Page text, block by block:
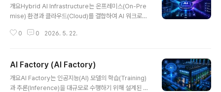
개요Hybrid AI Infrastructure는 온프레미스(On-Pre
mise) 환경과 클라우드(Cloud)를 결합하여 AI 워크로드
안, 비용, 성능 요구사항에 따라 AI 모델 학습과 추론을 적
하고 있다.1. 개념 및 정의Hybrid AI Infrastructure는 기
업 내부 데이터센터와 퍼블릭/프라이빗 클라우드를 통합하
여 AI 모델 개발, 학습, 배포, 운영을 수행하는 통합 인프라
0 0 2026. 5. 22.
AI Factory (AI Factory)
개요AI Factory는 인공지능(AI) 모델의 학습(Training)
과 추론(Inference)을 대규모로 수행하기 위해 설계된 AI